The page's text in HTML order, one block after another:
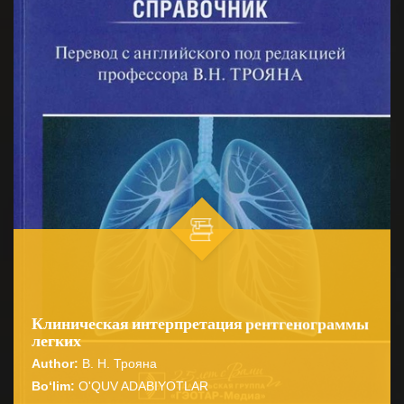
Клиническая интерпретация рентгенограммы
легких
Author: В. Н. Трояна
Bo‘lim: O'QUV ADABIYOTLAR